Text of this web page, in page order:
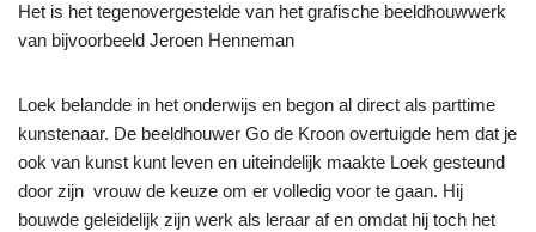
Het is het tegenovergestelde van het grafische beeldhouwwerk
van bijvoorbeeld Jeroen Henneman
Loek belandde in het onderwijs en begon al direct als parttime
kunstenaar. De beeldhouwer Go de Kroon overtuigde hem dat je
ook van kunst kunt leven en uiteindelijk maakte Loek gesteund
door zijn vrouw de keuze om er volledig voor te gaan. Hij
bouwde geleidelijk zijn werk als leraar af en omdat hij toch het